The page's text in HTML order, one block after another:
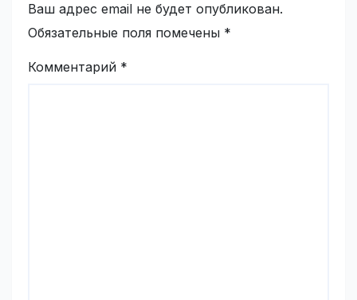
Ваш адрес email не будет опубликован.
Обязательные поля помечены *
Комментарий *